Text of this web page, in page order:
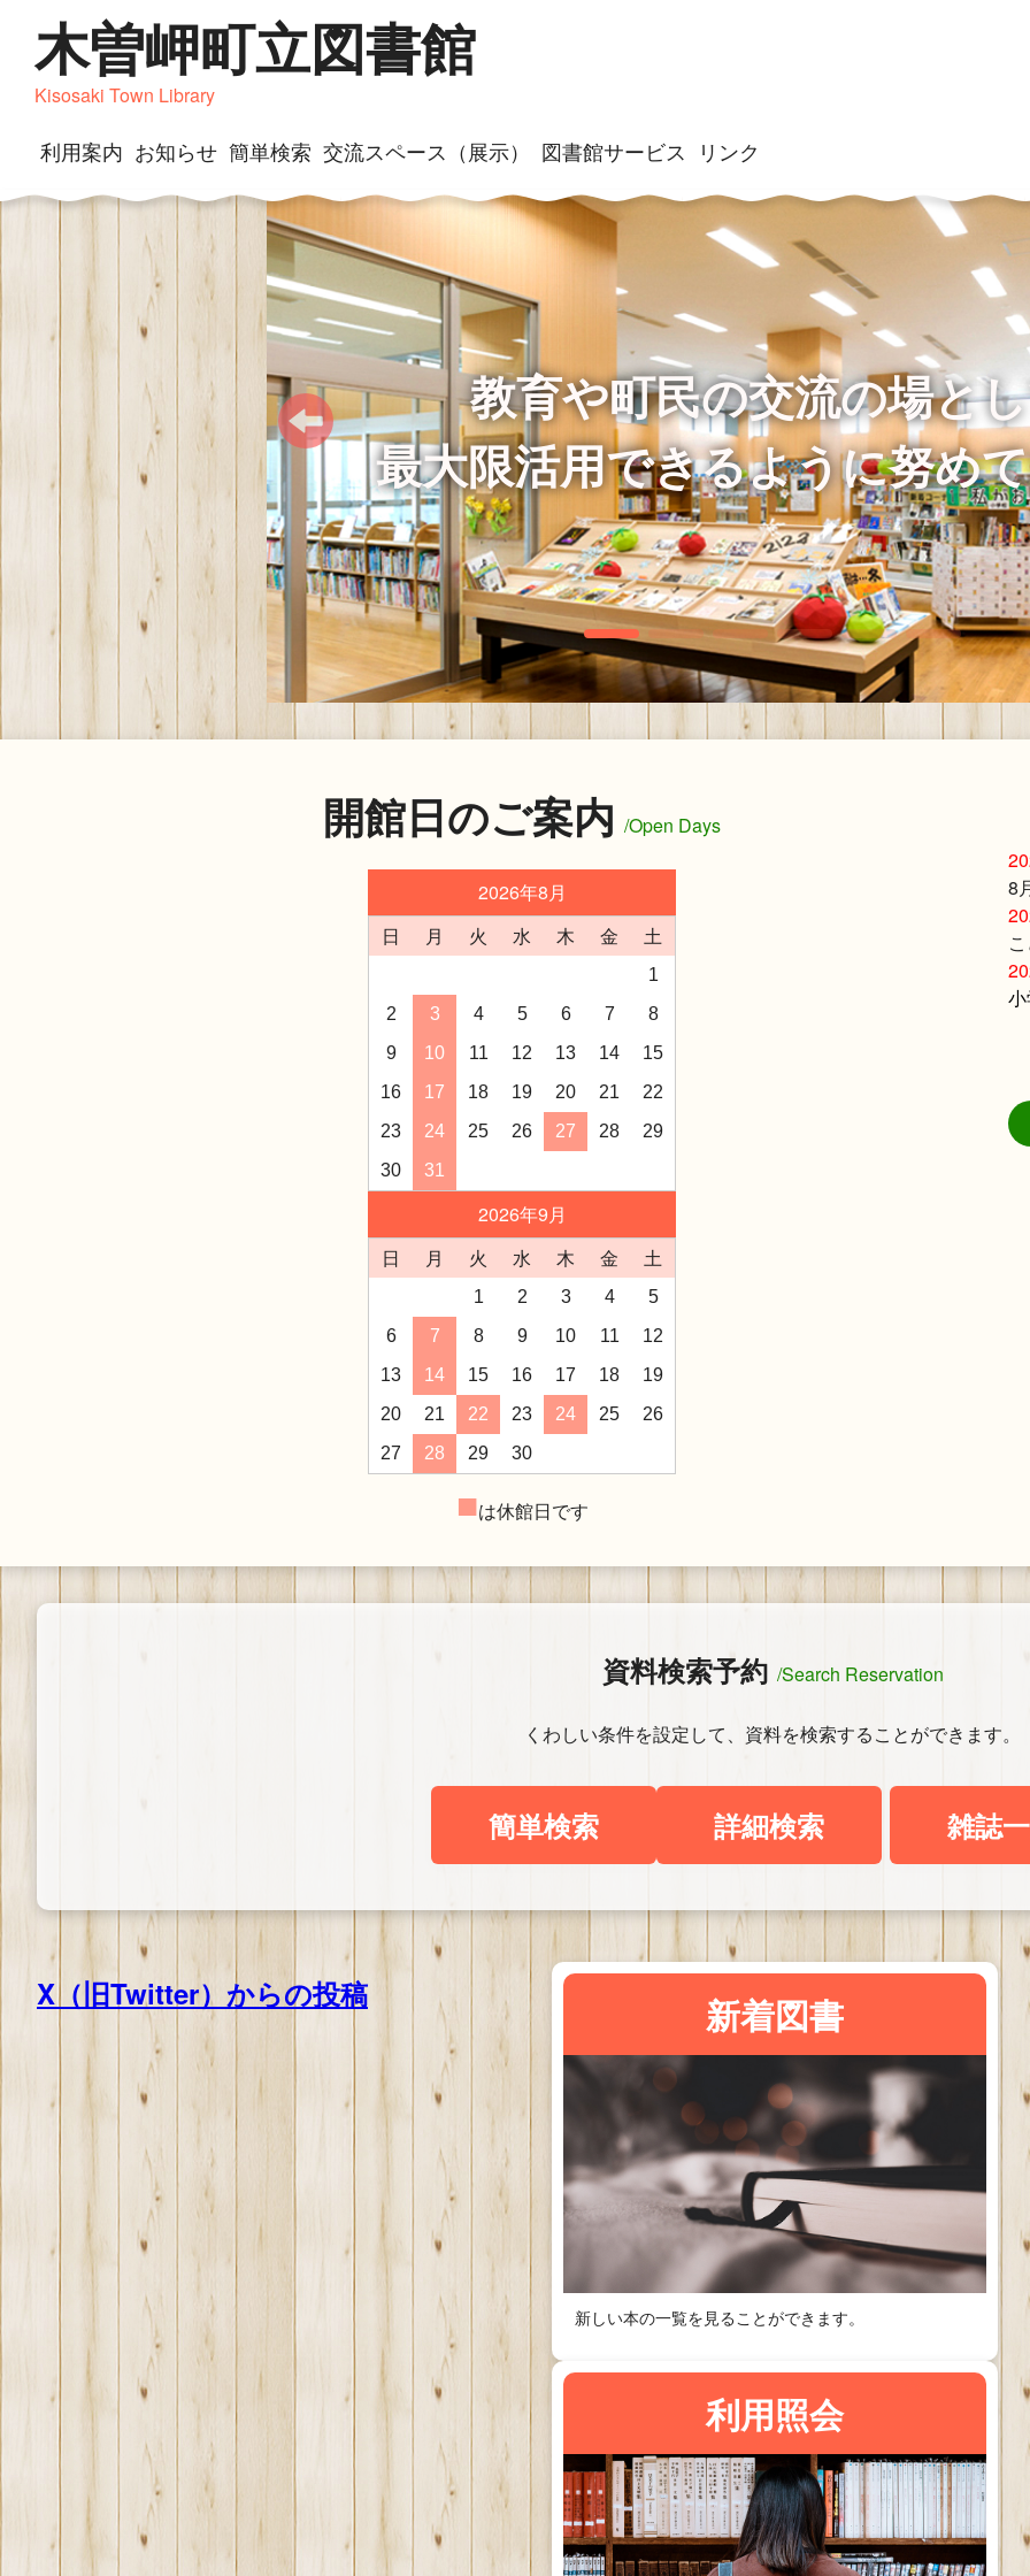
木曽岬町立図書館
Kisosaki Town Library
利用案内 お知らせ 簡単検索 交流スペース（展示） 図書館サービス リンク
教育や町民の交流の場と
最大限活用できるように努め
開館日のご案内 /Open Days
2026年8月
日
月 火 水 木 金 土
1
2
3 4 5 6 7
8
9
10 11 12 13 14
15
16
17 18 19 20 21
22
23
24 25 26 27 28
29
30
31
2026年9月
日
月 火 水 木 金 土
1 2 3 4
5
6
7 8 9 10 11
12
13
14 15 16 17 18
19
20
21 22 23 24 25
26
27
28 29 30
は休館日です
8
資料検索予約 /Search Reservation
くわしい条件を設定して、資料を検索することができます。
簡単検索 詳細検索 雑誌
X（旧Twitter）からの投稿 新着図書
新しい本の一覧を見ることができます。
利用照会